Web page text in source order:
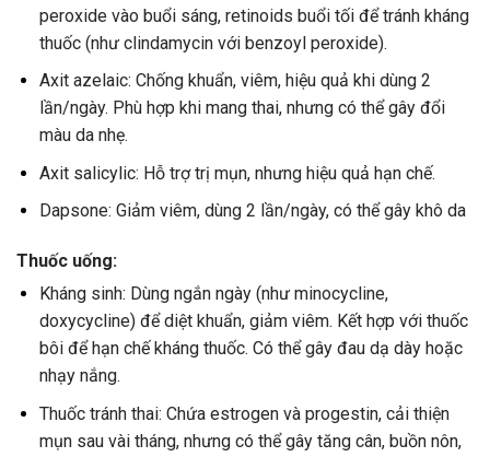
peroxide vào buổi sáng, retinoids buổi tối để tránh kháng
thuốc (như clindamycin với benzoyl peroxide).
Axit azelaic: Chống khuẩn, viêm, hiệu quả khi dùng 2
lần/ngày. Phù hợp khi mang thai, nhưng có thể gây đổi
màu da nhẹ.
Axit salicylic: Hỗ trợ trị mụn, nhưng hiệu quả hạn chế.
Dapsone: Giảm viêm, dùng 2 lần/ngày, có thể gây khô da
Thuốc uống:
Kháng sinh: Dùng ngắn ngày (như minocycline,
doxycycline) để diệt khuẩn, giảm viêm. Kết hợp với thuốc
bôi để hạn chế kháng thuốc. Có thể gây đau dạ dày hoặc
nhạy nắng.
Thuốc tránh thai: Chứa estrogen và progestin, cải thiện
mụn sau vài tháng, nhưng có thể gây tăng cân, buồn nôn,